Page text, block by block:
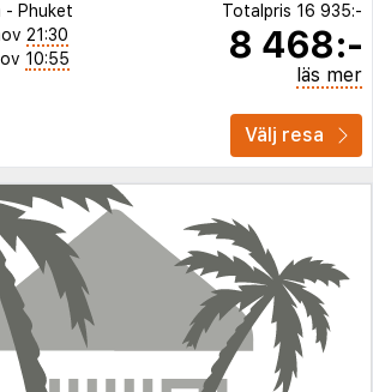
- Phuket
21:30
10:55
Totalpris 16 935:-
8 468:-
läs mer
Välj resa